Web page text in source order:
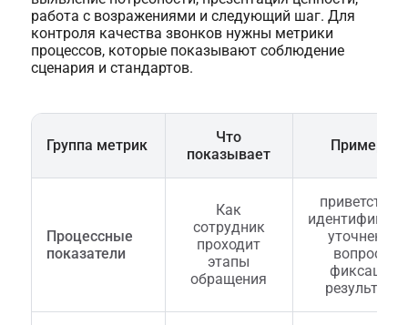
работа с возражениями и следующий шаг. Для
контроля качества звонков нужны метрики
процессов, которые показывают соблюдение
сценария и стандартов.
Группа метрик
Что
показывает
Примеры
Процессные
показатели
Как
сотрудник
проходит
этапы
обращения
приветствие,
уточнение
вопроса,
фиксация
результата